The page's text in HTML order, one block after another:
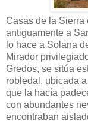
Casas de la Sierra
antiguamente a
lo hace a Solana
Mirador
Gredos, se sitúa
robledal, ubicada
que la hacía
con abundantes
encontraban